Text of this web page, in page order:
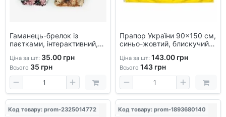
Гаманець-брелок із
паєтками, інтерактивний,
і карток
Ціна за шт: 35.00 грн
Всього 35 грн
Прапор України 90×150 см,
синьо-жовтий, блискучий,
Ціна за шт: 143.00 грн
Всього 143 грн
Код товару: prom-2325014772
Код товару: prom-1893680140